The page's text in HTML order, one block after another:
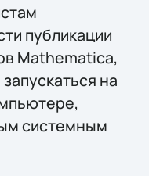
публикации
Mathematica,
на
системным